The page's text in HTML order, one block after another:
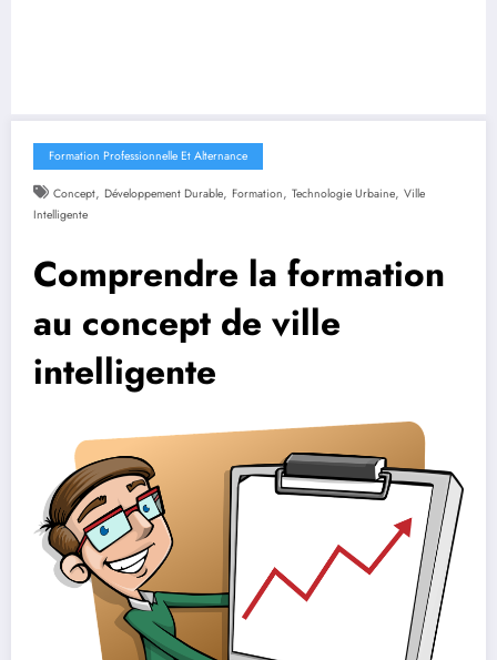
Formation Professionnelle Et Alternance
Concept, Développement Durable, Formation, Technologie Urbaine, Ville
Intelligente
Comprendre la formation
au concept de ville
intelligente